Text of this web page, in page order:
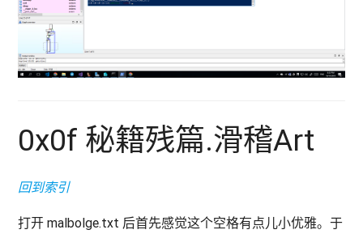
0x0f 秘籍残篇.滑稽Art
回到索引
打开 malbolge.txt 后首先感觉这个空格有点儿小优雅。于